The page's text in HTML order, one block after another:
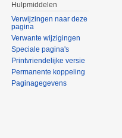
Hulpmiddelen
Verwijzingen naar deze
pagina
Verwante wijzigingen
Speciale pagina's
Printvriendelijke versie
Permanente koppeling
Paginagegevens